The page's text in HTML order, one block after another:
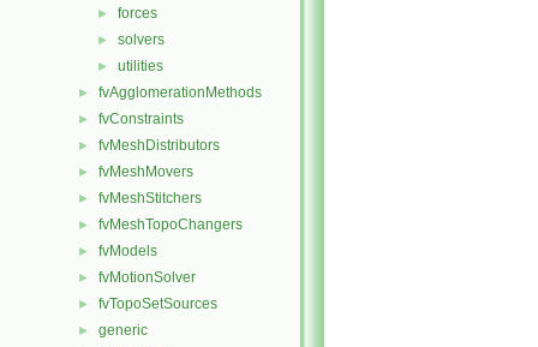
► forces
► solvers
► utilities
► fvAgglomerationMethods
► fvConstraints
► fvMeshDistributors
► fvMeshMovers
► fvMeshStitchers
► fvMeshTopoChangers
► fvModels
► fvMotionSolver
► fvTopoSetSources
► generic